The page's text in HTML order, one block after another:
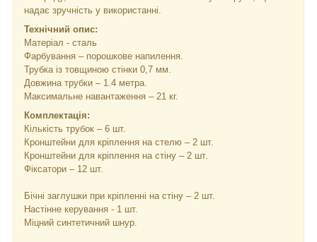
надає зручність у використанні.
Технічний опис:
Матеріал - сталь
Фарбування – порошкове напилення.
Трубка із товщиною стінки 0,7 мм.
Довжина трубки – 1.4 метра.
Максимальне навантаження – 21 кг.
Комплектація:
Кількість трубок – 6 шт.
Кронштейни для кріплення на стелю – 2 шт.
Кронштейни для кріплення на стіну – 2 шт.
Фіксатори – 12 шт.
Бічні заглушки при кріпленні на стіну – 2 шт.
Настінне керування - 1 шт.
Міцний синтетичний шнур.